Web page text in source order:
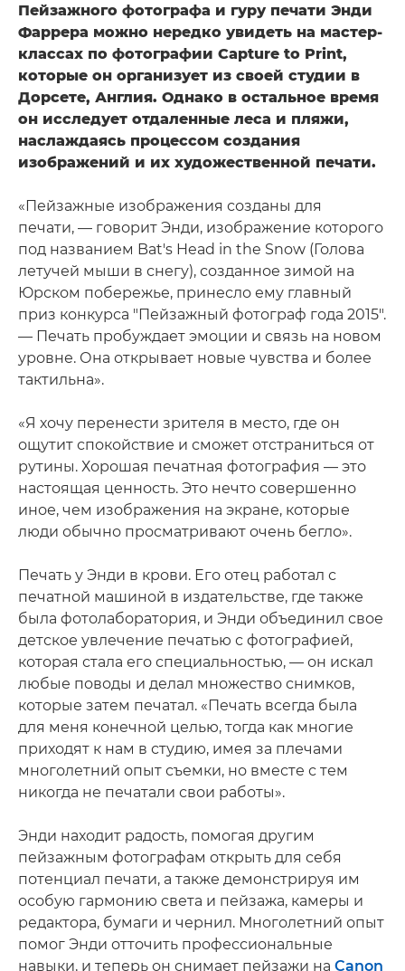
Пейзажного фотографа и гуру печати Энди
Фаррера можно нередко увидеть на мастер-
классах по фотографии Capture to Print,
которые он организует из своей студии в
Дорсете, Англия. Однако в остальное время
он исследует отдаленные леса и пляжи,
наслаждаясь процессом создания
изображений и их художественной печати.
«Пейзажные изображения созданы для
печати, — говорит Энди, изображение которого
под названием Bat's Head in the Snow (Голова
летучей мыши в снегу), созданное зимой на
Юрском побережье, принесло ему главный
приз конкурса "Пейзажный фотограф года 2015".
— Печать пробуждает эмоции и связь на новом
уровне. Она открывает новые чувства и более
тактильна».
«Я хочу перенести зрителя в место, где он
ощутит спокойствие и сможет отстраниться от
рутины. Хорошая печатная фотография — это
настоящая ценность. Это нечто совершенно
иное, чем изображения на экране, которые
люди обычно просматривают очень бегло».
Печать у Энди в крови. Его отец работал с
печатной машиной в издательстве, где также
была фотолаборатория, и Энди объединил свое
детское увлечение печатью с фотографией,
которая стала его специальностью, — он искал
любые поводы и делал множество снимков,
которые затем печатал. «Печать всегда была
для меня конечной целью, тогда как многие
приходят к нам в студию, имея за плечами
многолетний опыт съемки, но вместе с тем
никогда не печатали свои работы».
Энди находит радость, помогая другим
пейзажным фотографам открыть для себя
потенциал печати, а также демонстрируя им
особую гармонию света и пейзажа, камеры и
редактора, бумаги и чернил. Многолетний опыт
помог Энди отточить профессиональные
навыки, и теперь он снимает пейзажи на Canon